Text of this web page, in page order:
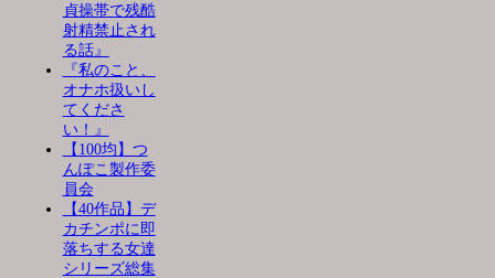
貞操帯で残酷
射精禁止され
る話』
『私のこと、
オナホ扱いし
てくださ
い！』
【100均】つ
んぽこ製作委
員会
【40作品】デ
カチンポに即
落ちする女達
シリーズ総集